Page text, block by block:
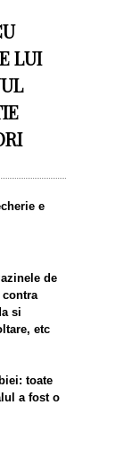
LUI
e
de
contra
si
etc
toate
a fost o